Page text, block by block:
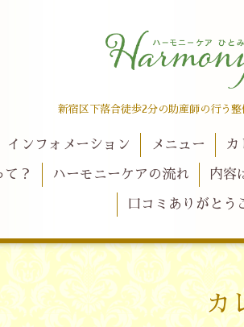
新宿区下落合徒歩2分の助産師の行う
インフォメーション メニュー カ
？ ハーモニーケアの流れ 内容
口コミありがとう
カ